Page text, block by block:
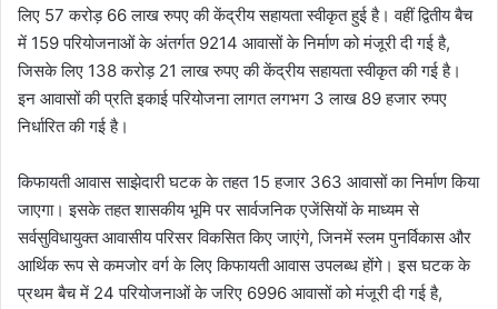
लिए 57 करोड़ 66 लाख रुपए की केंद्रीय सहायता स्वीकृत हुई है। वहीं द्वितीय बैच
में 159 परियोजनाओं के अंतर्गत 9214 आवासों के निर्माण को मंजूरी दी गई है,
जिसके लिए 138 करोड़ 21 लाख रुपए की केंद्रीय सहायता स्वीकृत की गई है।
इन आवासों की प्रति इकाई परियोजना लागत लगभग 3 लाख 89 हजार रुपए
निर्धारित की गई है।
किफायती आवास साझेदारी घटक के तहत 15 हजार 363 आवासों का निर्माण किया
जाएगा। इसके तहत शासकीय भूमि पर सार्वजनिक एजेंसियों के माध्यम से
सर्वसुविधायुक्त आवासीय परिसर विकसित किए जाएंगे, जिनमें स्लम पुनर्विकास और
आर्थिक रूप से कमजोर वर्ग के लिए किफायती आवास उपलब्ध होंगे। इस घटक के
प्रथम बैच में 24 परियोजनाओं के जरिए 6996 आवासों को मंजूरी दी गई है,